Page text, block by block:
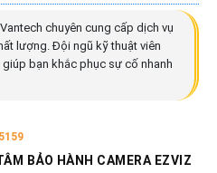
chuyên cung cấp dịch vụ
lượng. Đội ngũ kỹ thuật viên
bạn khắc phục sự cố nhanh
BẢO HÀNH CAMERA EZVIZ